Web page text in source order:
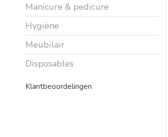
Manicure & pedicure
Hygiëne
Meubilair
Disposables
Klantbeoordelingen